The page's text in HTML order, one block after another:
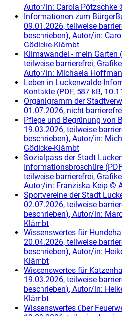
Autor/in: Carola Pötzschke
Informationen zum
09.01.2026, teilweise
beschrieben), Autor/in:
Gödicke-Klämbt
Klimawandel - mein Garten (
teilweise barrierefrei,
Autor/in: Michaela
Leben in Luckenwalde-
Kontakte (PDF, 587 kB,
Organigramm der
01.07.2026, nicht
Pflege und Begrünung von
19.03.2026, teilweise
beschrieben), Autor/in:
Gödicke-Klämbt
Sozialpass der Stadt
Informationsbroschüre (
teilweise barrierefrei,
Autor/in: Franziska Keip ©
Sportvereine der Stadt
02.07.2026, teilweise
beschrieben), Autor/in:
Klämbt
Wissenswertes für
20.04.2026, teilweise
beschrieben), Autor/in:
Klämbt
Wissenswertes für
19.03.2026, teilweise
beschrieben), Autor/in:
Klämbt
Wissenswertes über